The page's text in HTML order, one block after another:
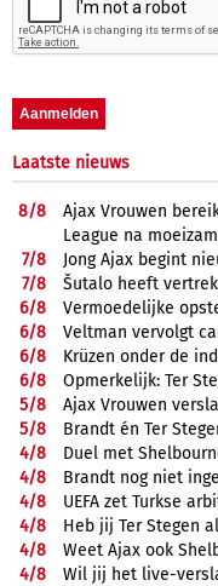
Laatste nieuws
8/8
Ajax Vrouwen
League na
7/8
Jong Ajax begint
7/8
Šutalo heeft
6/8
Vermoedelijke
6/8
Veltman vervolgt
6/8
Krüzen onder de
6/8
Opmerkelijk: Ter
5/8
Ajax Vrouwen
5/8
Brandt én Ter
4/8
Duel met
4/8
Brandt nog niet
4/8
UEFA zet Turkse
4/8
Heb jij Ter Stegen
4/8
Weet Ajax ook
4/8
Wil jij het live-